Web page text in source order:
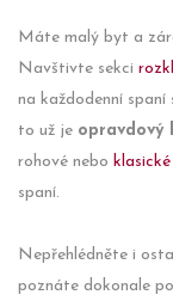
Máte malý byt a
Navštivte sekci
na každodenní
to už je opravdový
rohové nebo
spaní.
Nepřehlédněte i
poznáte dokonale